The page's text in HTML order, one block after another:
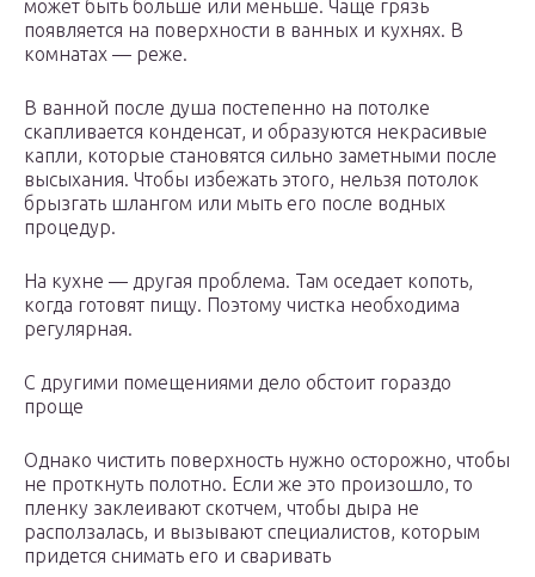
может быть больше или меньше. Чаще грязь
появляется на поверхности в ванных и кухнях. В
комнатах — реже.
В ванной после душа постепенно на потолке
скапливается конденсат, и образуются некрасивые
капли, которые становятся сильно заметными после
высыхания. Чтобы избежать этого, нельзя потолок
брызгать шлангом или мыть его после водных
процедур.
На кухне — другая проблема. Там оседает копоть,
когда готовят пищу. Поэтому чистка необходима
регулярная.
С другими помещениями дело обстоит гораздо
проще
Однако чистить поверхность нужно осторожно, чтобы
не проткнуть полотно. Если же это произошло, то
пленку заклеивают скотчем, чтобы дыра не
расползалась, и вызывают специалистов, которым
придется снимать его и сваривать